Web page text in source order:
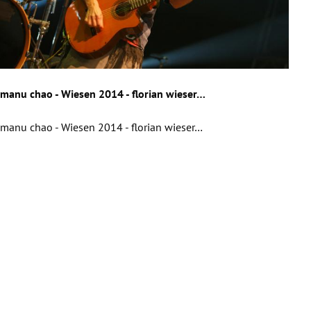
manu chao - Wiesen 2014 - florian wieser…
manu chao - Wiesen 2014 - florian wieser…